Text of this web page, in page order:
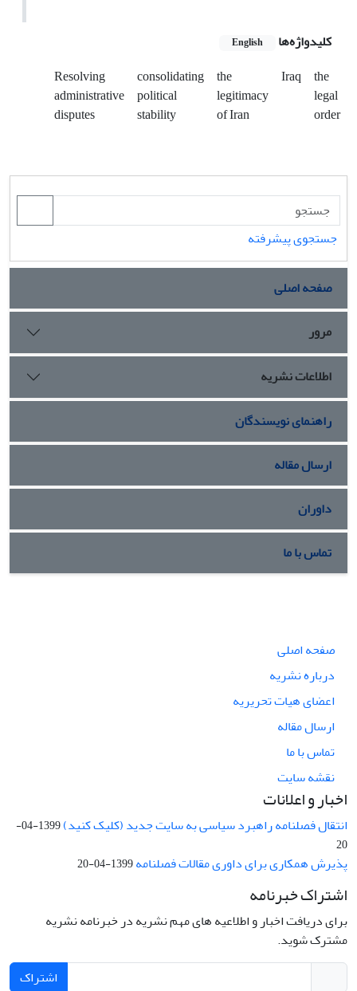
کلیدواژه‌ها English
Resolving
administrative
disputes
consolidating
political
stability
the
legitimacy
of Iran
Iraq the
legal
order
جستجوی پیشرفته
صفحه اصلی
مرور
اطلاعات نشریه
راهنمای نویسندگان
ارسال مقاله
داوران
تماس با ما
صفحه اصلی
درباره نشریه
اعضای هیات تحریریه
ارسال مقاله
تماس با ما
نقشه سایت
اخبار و اعلانات
انتقال فصلنامه راهبرد سیاسی به سایت جدید (کلیک کنید)
1399-04-
20
پذیرش همکاری برای داوری مقالات فصلنامه1399-04-20
اشتراک خبرنامه
برای دریافت اخبار و اطلاعیه های مهم نشریه در خبرنامه نشریه
مشترک شوید.
اشتراک